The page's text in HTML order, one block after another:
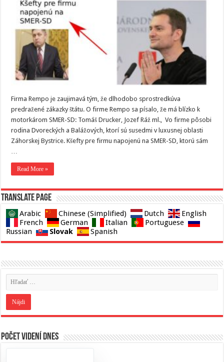
Firma Rempo je zaujimavá tým, že dlhodobo sprostredkúva
predražené zákazky štátu. O firme Rempo sa písalo, že má blízko k
motorkárom SMER-SD: Tomáš Drucker, Jozef Ráž ml., Vo firme pôsobi
rodina Dvoreckých a Balážových, ktorí sú susedmi v luxusnej oblasti
Záhorskej Bystrice. Kšefty pre firmu napojenú na SMER-SD, ktorú sám
Read More »
Translate page
Arabic Chinese (Simplified) Dutch
English
French
German Italian
Portuguese
Russian
Slovak Spanish
Počet videní dnes